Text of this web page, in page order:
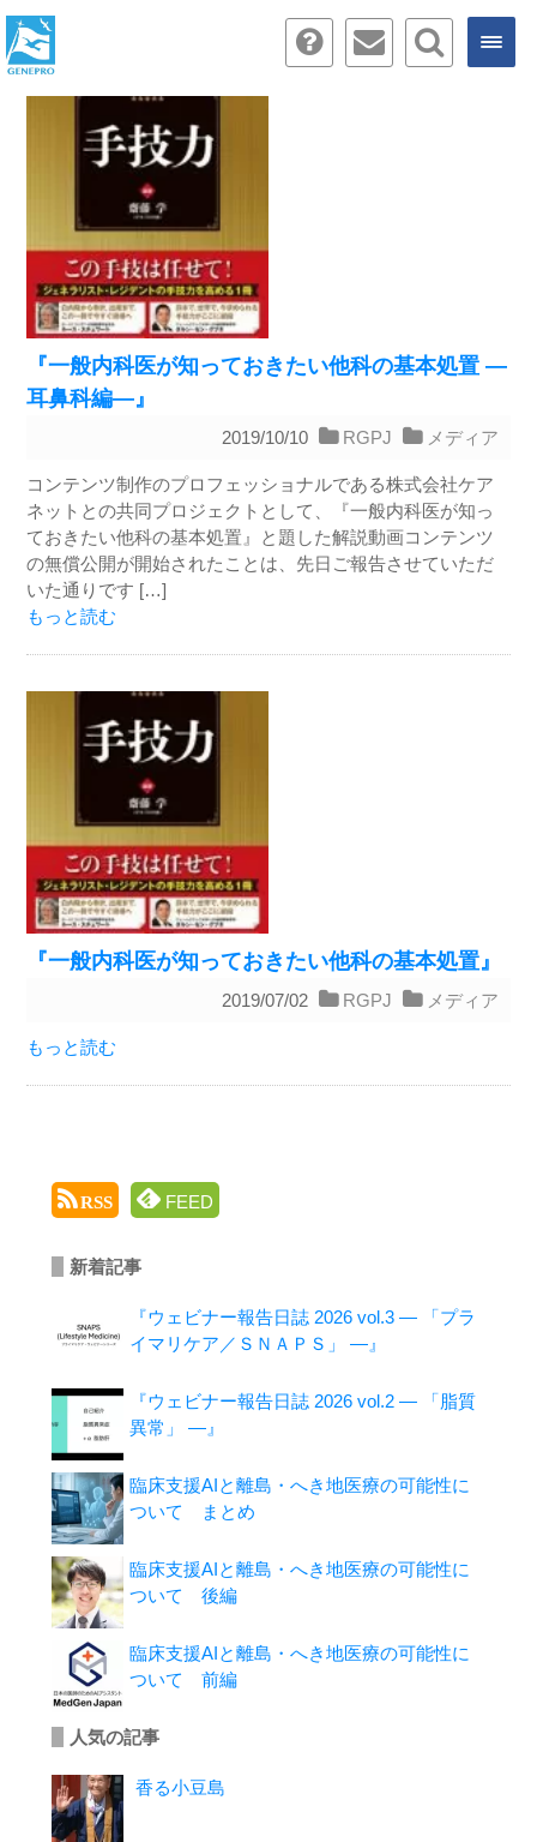
『一般内科医が知っておきたい他科の基本処置 ―
耳鼻科編―』
2019/10/10 RGPJ メディア
コンテンツ制作のプロフェッショナルである株式会社ケア
ネットとの共同プロジェクトとして、『一般内科医が知っ
ておきたい他科の基本処置』と題した解説動画コンテンツ
の無償公開が開始されたことは、先日ご報告させていただ
いた通りです […]
もっと読む
『一般内科医が知っておきたい他科の基本処置』
2019/07/02 RGPJ メディア
もっと読む
RSS FEED
新着記事
『ウェビナー報告日誌 2026 vol.3 ― 「プラ
イマリケア／ＳＮＡＰＳ」 ―』
『ウェビナー報告日誌 2026 vol.2 ― 「脂質
異常」 ―』
臨床支援AIと離島・へき地医療の可能性に
ついて まとめ
臨床支援AIと離島・へき地医療の可能性に
ついて 後編
臨床支援AIと離島・へき地医療の可能性に
ついて 前編
人気の記事
香る小豆島